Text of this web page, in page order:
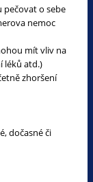
pečovat o sebe
nemoc
mít vliv na
léků atd.)
zhoršení
dočasné či